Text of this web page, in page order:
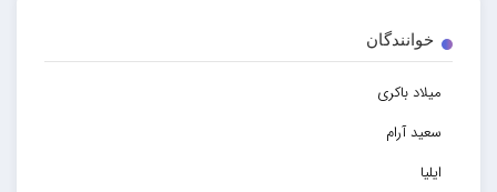
خوانندگان
میلاد باکری
سعید آرام
ایلیا